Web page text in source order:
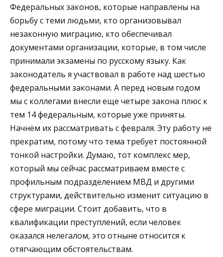
Федеральных законов, которые направлены на
борьбу с теми людьми, кто организовывал
незаконную миграцию, кто обеспечивал
документами организации, которые, в том числе
принимали экзамены по русскому языку. Как
законодатель я участвовал в работе над шестью
федеральными законами. А перед новым годом
мы с коллегами внесли еще четыре закона плюс к
тем 14 федеральным, которые уже приняты.
Начнём их рассматривать с февраля. Эту работу не
прекратим, потому что тема требует постоянной
тонкой настройки. Думаю, тот комплекс мер,
который мы сейчас рассматриваем вместе с
профильным подразделением МВД и другими
структурами, действительно изменит ситуацию в
сфере миграции. Стоит добавить, что в
квалификации преступлений, если человек
оказался нелегалом, это отныне относится к
отягчающим обстоятельствам.